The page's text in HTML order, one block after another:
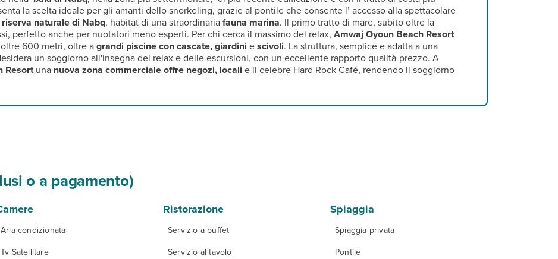
la scelta ideale per gli amanti dello snorkeling, grazie al pontile che consente l’ accesso alla spettacolare
riserva naturale di Nabq, habitat di una straordinariafauna marina. Il primo tratto di mare, subito oltre la
perfetto anche per nuotatori meno esperti. Per chi cerca il massimo del relax, Amwaj Oyoun Beach Resort
600 metri, oltre agrandi piscine con cascate, giardini escivoli. La struttura, semplice e adatta a una
un soggiorno all'insegna del relax e delle escursioni, con un eccellente rapporto qualità-prezzo. A
Resortuna nuova zona commerciale offre negozi, locali e il celebre Hard Rock Café, rendendo il soggiorno
o a pagamento)
Aria condizionata
Tv Satellitare
Ristorazione
Servizio a buffet
Servizio al tavolo
Spiaggia
Spiaggia privata
Pontile